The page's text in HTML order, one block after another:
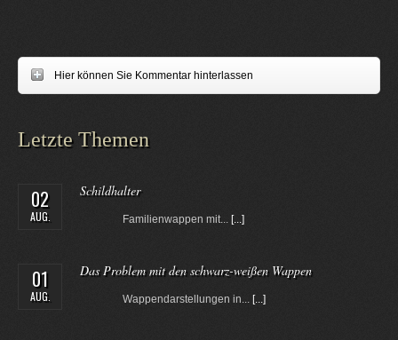
Hier können Sie Kommentar hinterlassen
Letzte Themen
02
AUG.
Schildhalter
Familienwappen mit... [...]
01
AUG.
Das Problem mit den schwarz-weißen Wappen
Wappendarstellungen in... [...]